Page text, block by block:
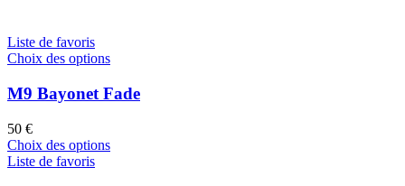
Liste de favoris
Choix des options
M9 Bayonet Fade
50 €
Choix des options
Liste de favoris